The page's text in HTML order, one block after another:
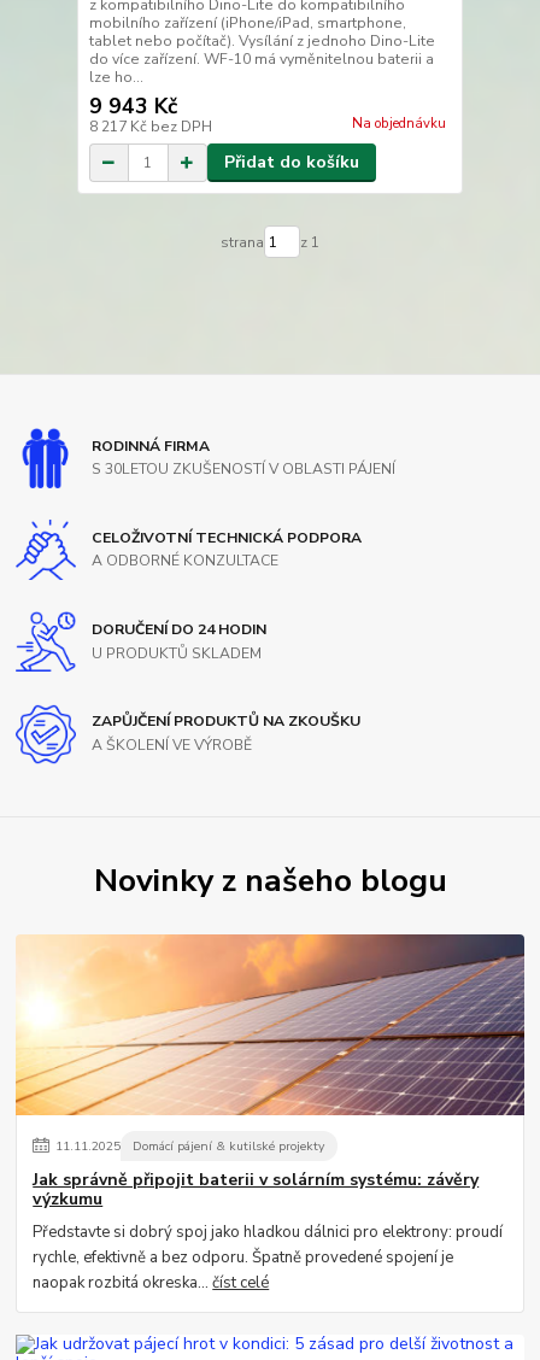
z kompatibilního Dino-Lite do kompatibilního
mobilního zařízení (iPhone/iPad, smartphone,
tablet nebo počítač). Vysílání z jednoho Dino-Lite
do více zařízení. WF-10 má vyměnitelnou baterii a
lze ho...
9 943 Kč
8 217 Kč bez DPH Na objednávku
Přidat do košíku
strana z 1
RODINNÁ FIRMA
S 30LETOU ZKUŠENOSTÍ V OBLASTI PÁJENÍ
CELOŽIVOTNÍ TECHNICKÁ PODPORA
A ODBORNÉ KONZULTACE
DORUČENÍ DO 24 HODIN
U PRODUKTŮ SKLADEM
ZAPŮJČENÍ PRODUKTŮ NA ZKOUŠKU
A ŠKOLENÍ VE VÝROBĚ
Novinky z našeho blogu
11.11.2025 Domácí pájení & kutilské projekty
Jak správně připojit baterii v solárním systému: závěry
výzkumu
Představte si dobrý spoj jako hladkou dálnici pro elektrony: proudí
rychle, efektivně a bez odporu. Špatně provedené spojení je
naopak rozbitá okreska...číst celé